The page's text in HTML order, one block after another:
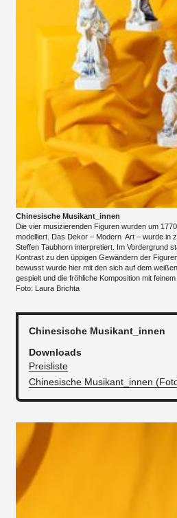
Chinesische Musikant_innen
Die vier musizierenden Figuren wurden um
modelliert. Das Dekor – Modern Art – wurde in
Steffen Taubhorn interpretiert. Im Vordergrund
Kontrast zu den üppigen Gewändern der
bewusst wurde hier mit den sich auf dem
gespielt und die fröhliche Komposition mit
Foto: Laura Brichta
Chinesische Musikant_innen
Downloads
Preisliste
Chinesische Musikant_innen